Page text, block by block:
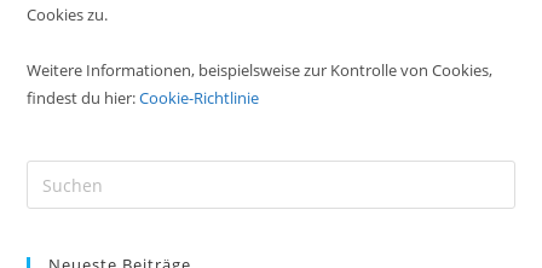
Cookies zu.
Weitere Informationen, beispielsweise zur Kontrolle von Cookies,
findest du hier:Cookie-Richtlinie